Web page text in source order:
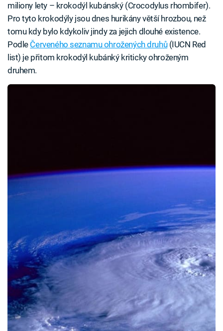
miliony lety – krokodýl kubánský (Crocodylus rhombifer).
Pro tyto krokodýly jsou dnes hurikány větší hrozbou, než
tomu kdy bylo kdykoliv jindy za jejich dlouhé existence.
Podle Červeného seznamu ohrožených druhů(IUCN Red
list) je přitom krokodýl kubánký kriticky ohroženým
druhem.